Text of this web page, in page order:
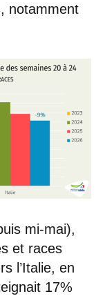
notamment
mi-mai),
et races
l’Italie, en
17%